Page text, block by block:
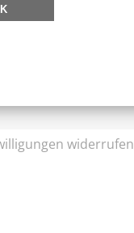
widerrufen